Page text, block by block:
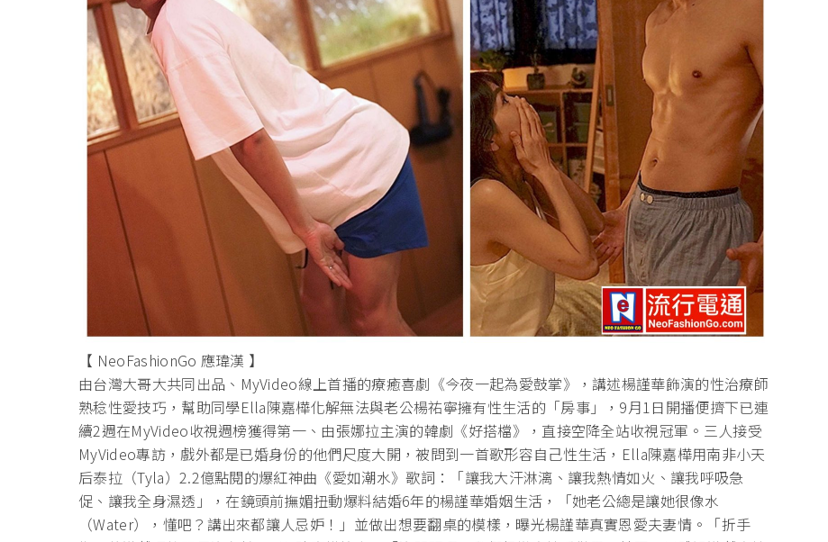
【 NeoFashionGo 應瑋漢 】
由台灣大哥大共同出品、MyVideo線上首播的療癒喜劇《今夜一起為愛鼓掌》，講述楊謹華飾演的性治療師
熟稔性愛技巧，幫助同學Ella陳嘉樺化解無法與老公楊祐寧擁有性生活的「房事」，9月1日開播便擠下已連
續2週在MyVideo收視週榜獲得第一、由張娜拉主演的韓劇《好搭檔》，直接空降全站收視冠軍。三人接受
MyVideo專訪，戲外都是已婚身份的他們尺度大開，被問到一首歌形容自己性生活，Ella陳嘉樺用南非小天
后泰拉（Tyla）2.2億點閱的爆紅神曲《愛如潮水》歌詞：「讓我大汗淋漓、讓我熱情如火、讓我呼吸急
促、讓我全身濕透」，在鏡頭前撫媚扭動爆料結婚6年的楊謹華婚姻生活，「她老公總是讓她很像水
（Water），懂吧？講出來都讓人忌妒！」並做出想要翻桌的模樣，曝光楊謹華真實恩愛夫妻情。「折手